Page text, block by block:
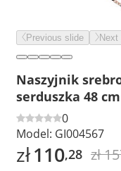
Previous slide Next
Naszyjnik
serduszka 48 cm
0
Model: GI004567
zł110,28 zł